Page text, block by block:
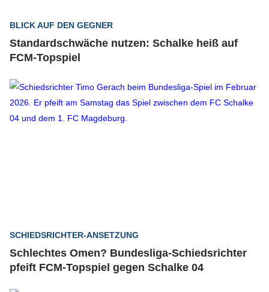
BLICK AUF DEN GEGNER
Standardschwäche nutzen: Schalke heiß auf
FCM-Topspiel
SCHIEDSRICHTER-ANSETZUNG
Schlechtes Omen? Bundesliga-Schiedsrichter
pfeift FCM-Topspiel gegen Schalke 04